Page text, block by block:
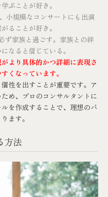
ぶことが好き。
小規模なコンサートにも出演
ることが好き。
ず家族と過ごす。家族との絆
なると信じている。
より具体的かつ詳細に表現さ
くなっています。
性を出すことが重要です。ア
め、プロのコンサルタントに
を作成することで、理想のパ
ます。
方法